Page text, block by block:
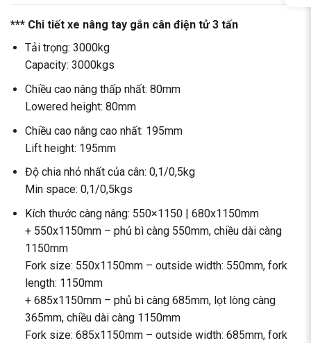
*** Chi tiết xe nâng tay gắn cân điện tử 3 tấn
Tải trọng: 3000kg
Capacity: 3000kgs
Chiều cao nâng thấp nhất: 80mm
Loweredheight: 80mm
Chiều cao nâng cao nhất: 195mm
Lift height: 195mm
Độ chia nhỏ nhất của cân: 0,1/0,5kg
Min space: 0,1/0,5kgs
Kích thước càng nâng: 550×1150 | 680x1150mm
+ 550x1150mm – phủ bì càng 550mm, chiều dài càng
1150mm
Fork size: 550x1150mm – outside width: 550mm, fork
length: 1150mm
+ 685x1150mm – phủ bì càng 685mm, lọt lòng càng
365mm, chiều dài càng 1150mm
Fork size: 685x1150mm – outside width: 685mm, fork